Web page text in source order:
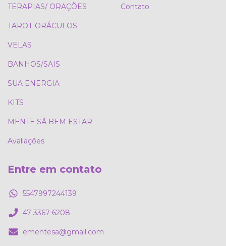
TERAPIAS/ ORAÇÕES
TAROT-ORÁCULOS
VELAS
BANHOS/SAIS
SUA ENERGIA
KITS
MENTE SÃ BEM ESTAR
Avaliações
Contato
Entre em contato
5547997244139
47 3367-6208
ementesa@gmail.com